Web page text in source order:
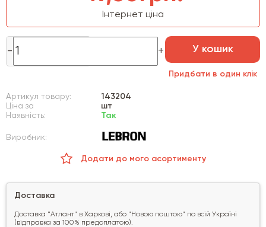
Інтернет ціна
У кошик
Придбати в один клік
Артикул товару:
143204
Ціна за
шт
Наявність:
Так
Виробник:
Додати до мого асортименту
Доставка
Доставка "Атлант" в Харкові, або "Новою поштою" по всій Україні
(відправка за 100% предоплатою).